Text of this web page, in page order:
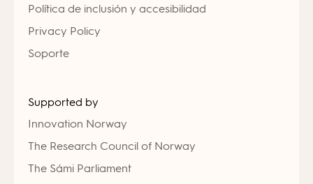
Política de inclusión y accesibilidad
Privacy Policy
Soporte
Supported by
Innovation Norway
The Research Council of Norway
The Sámi Parliament